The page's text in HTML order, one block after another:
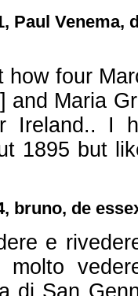
Paul Venema,
how four
and Maria
Ireland.. I
1895 but
bruno, de
e
molto